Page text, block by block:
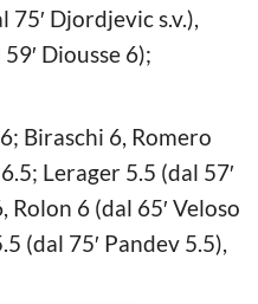
75′ Djordjevic s.v.),
Diousse 6);
Biraschi 6, Romero
Lerager 5.5 (dal 57′
Rolon 6 (dal 65′ Veloso
(dal 75′ Pandev 5.5),